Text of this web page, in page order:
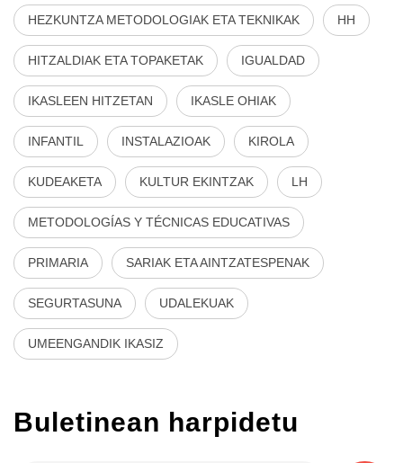
HEZKUNTZA METODOLOGIAK ETA TEKNIKAK HH
HITZALDIAK ETA TOPAKETAK IGUALDAD
IKASLEEN HITZETAN IKASLE OHIAK
INFANTIL INSTALAZIOAK KIROLA
KUDEAKETA KULTUR EKINTZAK LH
METODOLOGÍAS Y TÉCNICAS EDUCATIVAS
PRIMARIA SARIAK ETA AINTZATESPENAK
SEGURTASUNA UDALEKUAK
UMEENGANDIK IKASIZ
Buletinean harpidetu